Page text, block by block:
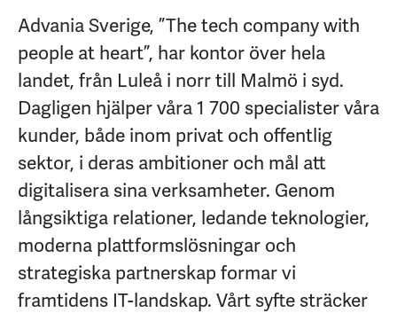
Advania Sverige, ”The tech company with
people at heart”, har kontor över hela
landet, från Luleå i norr till Malmö i syd.
Dagligen hjälper våra 1 700 specialister våra
kunder, både inom privat och offentlig
sektor, i deras ambitioner och mål att
digitalisera sina verksamheter. Genom
långsiktiga relationer, ledande teknologier,
moderna plattformslösningar och
strategiska partnerskap formar vi
framtidens IT-landskap. Vårt syfte sträcker